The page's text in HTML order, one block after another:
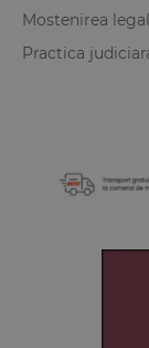
Mostenirea
Practica